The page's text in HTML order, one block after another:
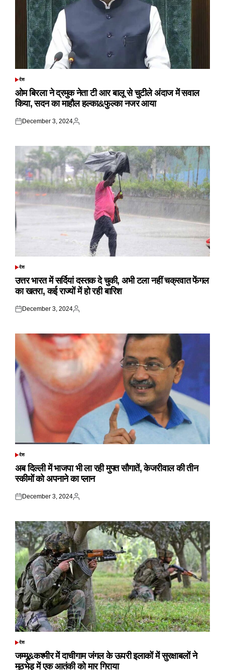
POSTED
देश
ओम बिरला ने द्रमुक नेता टी आर बालू से चुटीले अंदाज में सवाल
किया, सदन का माहौल हल्का&फुल्का नजर आया
Posted
December 3, 2024
Posted
POSTED
देश
उत्तर भारत में सर्दियां दस्तक दे चुकी, अभी टला नहीं चक्रवात फेंगल
का खतरा, कई राज्यों में हो रही बारिश
Posted
December 3, 2024
Posted
POSTED
देश
अब दिल्ली में भाजपा भी ला रही मुफ्त सौगातें, केजरीवाल की तीन
स्कीमों को अपनाने का प्लान
Posted
December 3, 2024
Posted
POSTED
देश
जम्मू&कश्मीर में दाचीगाम जंगल के ऊपरी इलाकों में सुरक्षाबलों ने
मुठभेड़ में एक आतंकी को मार गिराया